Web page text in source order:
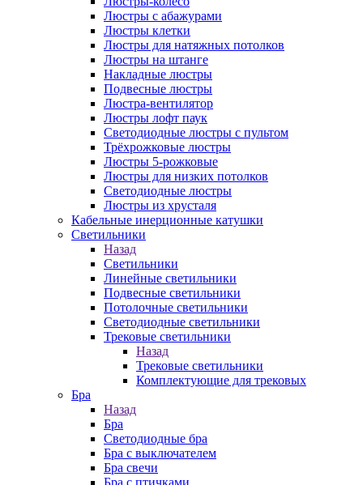
Люстры с абажурами
Люстры клетки
Люстры для натяжных потолков
Люстры на штанге
Накладные люстры
Подвесные люстры
Люстра-вентилятор
Люстры лофт паук
Светодиодные люстры с пультом
Трёхрожковые люстры
Люстры 5-рожковые
Люстры для низких потолков
Cветодиодные люстры
Люстры из хрусталя
Кабельные инерционные катушки
Светильники
Назад
Светильники
Линейные светильники
Подвесные светильники
Потолочные светильники
Светодиодные светильники
Трековые светильники
Назад
Трековые светильники
Комплектующие для трековых
Бра
Назад
Бра
Светодиодные бра
Бра с выключателем
Бра свечи
Бра с птичками